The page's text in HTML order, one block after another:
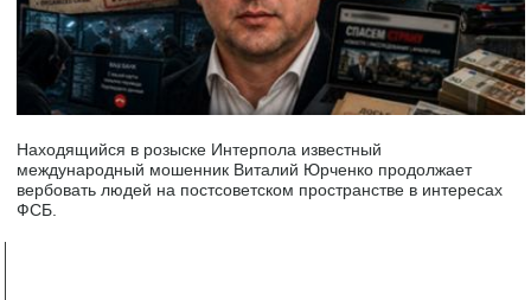
Находящийся в розыске Интерпола известный
международный мошенник Виталий Юрченко продолжает
вербовать людей на постсоветском пространстве в интересах
ФСБ.